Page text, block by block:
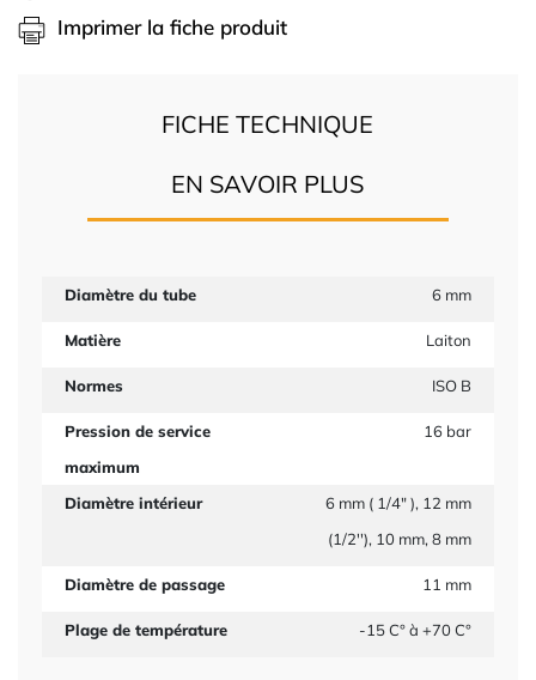
Imprimer la fiche produit
FICHE TECHNIQUE
EN SAVOIR PLUS
Diamètre du tube 6 mm
Matière Laiton
Normes ISO B
Pression de service
maximum
16 bar
Diamètre intérieur
6 mm ( 1/4" ), 12 mm
(1/2''), 10 mm, 8 mm
Diamètre de passage 11 mm
Plage de température -15 C° à +70 C°